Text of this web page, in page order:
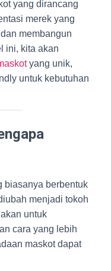
yang dirancang
merek yang
membangun
ini, kita akan
yang unik,
untuk kebutuhan
biasanya berbentuk
menjadi tokoh
untuk
cara yang lebih
maskot dapat